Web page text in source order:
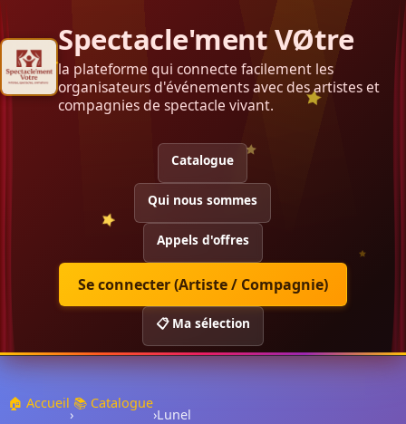
Spectacle'ment VØtre
la plateforme qui connecte facilement les
organisateurs d'événements avec des artistes et
compagnies de spectacle vivant.
Catalogue
Qui nous sommes
Appels d'offres
Se connecter (Artiste / Compagnie)
📋 Ma sélection
🏠 Accueil
›
📚 Catalogue
›Lunel